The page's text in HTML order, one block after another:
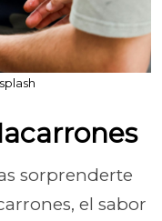
sorprenderte
el sabor